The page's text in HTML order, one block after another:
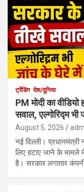
ट्रेंडिंग देश/दुनिया
PM मोदी का
सवाल, एल्गोरिद्म
August 5, 2026
नई दिल्ली।
लिए हटाए जाने के
है। सरकार लगातार